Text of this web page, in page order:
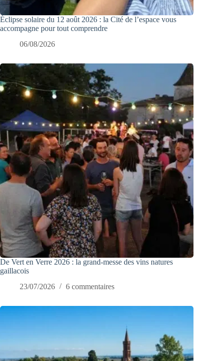
Éclipse solaire du 12 août 2026 : la Cité de l’espace vous
accompagne pour tout comprendre
06/08/2026
De Vert en Verre 2026 : la grand-messe des vins natures
gaillacois
23/07/2026
6 commentaires